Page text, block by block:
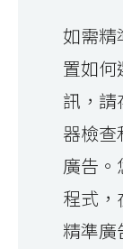
如需精
置如何
訊，請
器檢查
廣告。
程式，
精準廣